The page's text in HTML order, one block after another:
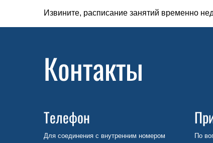
Извините, расписание занятий временно
Контакты
Телефон
Для соединения с внутренним номером
По